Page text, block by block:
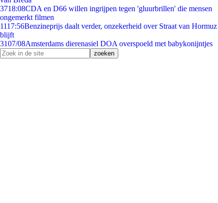
3718:08CDA en D66 willen ingrijpen tegen 'gluurbrillen' die mensen
ongemerkt filmen
1117:56Benzineprijs daalt verder, onzekerheid over Straat van Hormuz
blijft
3107/08Amsterdams dierenasiel DOA overspoeld met babykonijntjes